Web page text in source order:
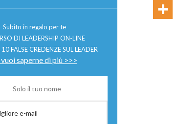
Subito in regalo per te
DI LEADERSHIP ON-LINE
FALSE CREDENZE SUL LEADER
vuoi saperne di più >>>